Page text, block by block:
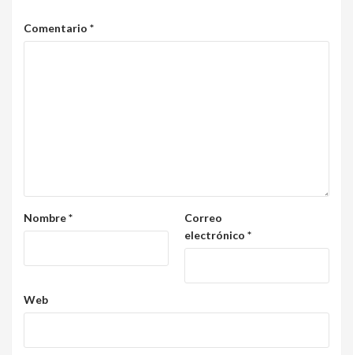
Comentario *
Nombre*
Correo
electrónico *
Web